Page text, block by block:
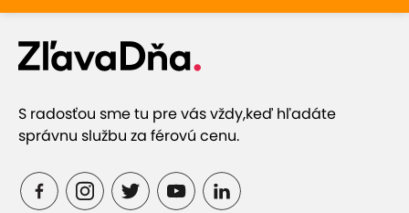
S radosťou sme tu pre vás vždy,keď hľadáte
správnu službu za férovú cenu.